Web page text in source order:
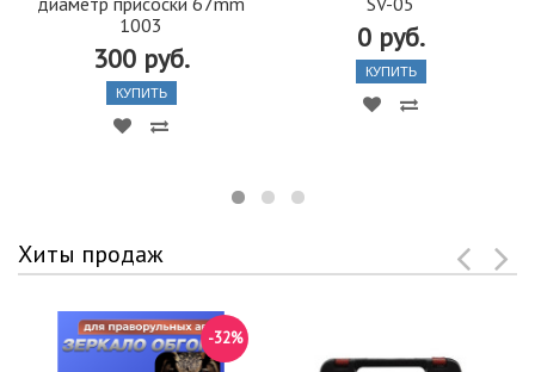
1003
300 руб.
КУПИТЬ
0 руб.
КУПИТЬ
Хиты продаж
-32%